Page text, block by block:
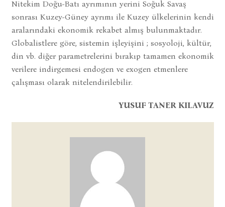
Nitekim Doğu-Batı ayrımının yerini Soğuk Savaş
sonrası Kuzey-Güney ayrımı ile Kuzey ülkelerinin kendi
aralarındaki ekonomik rekabet almış bulunmaktadır.
Globalistlere göre, sistemin işleyişini ; sosyoloji, kültür,
din vb. diğer parametrelerini bırakıp tamamen ekonomik
verilere indirgemesi endogen ve exogen etmenlere
çalışması olarak nitelendirilebilir.
YUSUF TANER KILAVUZ